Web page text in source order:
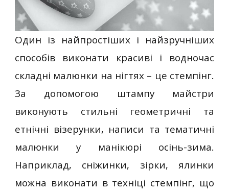
Один із найпростіших і найзручніших
способів виконати красиві і водночас
складні малюнки на нігтях – це стемпінг.
За допомогою штампу майстри
виконують стильні геометричні та
етнічні візерунки, написи та тематичні
малюнки у манікюрі осінь-зима.
Наприклад, сніжинки, зірки, ялинки
можна виконати в техніці стемпінг, що